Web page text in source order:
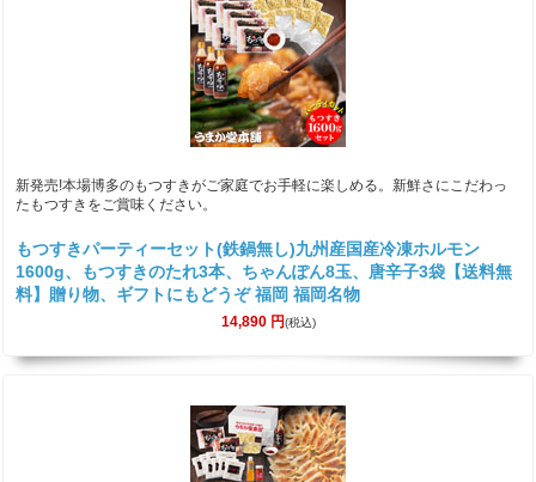
新発売!本場博多のもつすきがご家庭でお手軽に楽しめる。新鮮さにこだわっ
たもつすきをご賞味ください。
もつすきパーティーセット(鉄鍋無し)九州産国産冷凍ホルモン
1600g、もつすきのたれ3本、ちゃんぽん8玉、唐辛子3袋【送料無
料】贈り物、ギフトにもどうぞ 福岡 福岡名物
14,890円(税込)